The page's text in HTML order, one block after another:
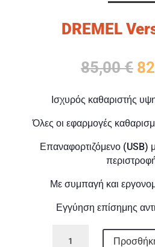
DREMEL
85,00€
Ισχυρός καθαριστής
Όλες οι εφαρμογές
Επαναφορτιζόμενο (USB)
Με συμπαγή και
Εγγύηση επίσημης
Versa